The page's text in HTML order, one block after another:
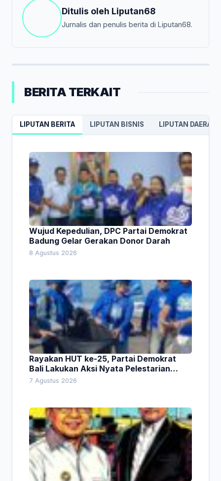
Ditulis oleh Liputan68
Jurnalis dan penulis berita di Liputan68.
BERITA TERKAIT
LIPUTAN BERITA LIPUTAN BISNIS LIPUTAN DAERAH
Wujud Kepedulian, DPC Partai Demokrat
Badung Gelar Gerakan Donor Darah
8 Agustus 2026
Rayakan HUT ke-25, Partai Demokrat
Bali Lakukan Aksi Nyata Pelestarian
Lingkungan
7 Agustus 2026